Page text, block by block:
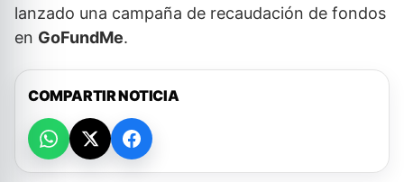
lanzado una campaña de recaudación de fondos
en GoFundMe.
COMPARTIR NOTICIA